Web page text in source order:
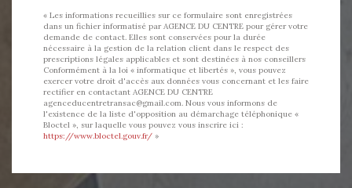
« Les informations recueillies sur ce formulaire sont enregistrées
dans un fichier informatisé par AGENCE DU CENTRE pour gérer votre
demande de contact. Elles sont conservées pour la durée
nécessaire à la gestion de la relation client dans le respect des
prescriptions légales applicables et sont destinées à nos conseillers
Conformément à la loi « informatique et libertés », vous pouvez
exercer votre droit d'accès aux données vous concernant et les faire
rectifier en contactant AGENCE DU CENTRE
agenceducentretransac@gmail.com. Nous vous informons de
l'existence de la liste d'opposition au démarchage téléphonique «
Bloctel », sur laquelle vous pouvez vous inscrire ici :
https://www.bloctel.gouv.fr/ »